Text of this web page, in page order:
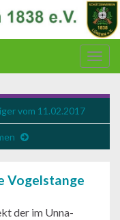
vom 11.02.2017
Vogelstange
der im Unna-